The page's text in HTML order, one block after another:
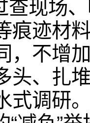
查现场
痕迹材
，不增
头、扎
式调研